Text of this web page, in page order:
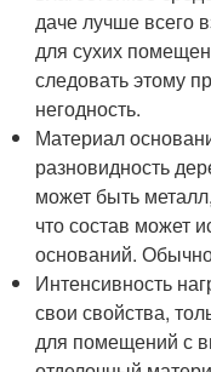
даче лучше всего
для сухих
следовать этому
негодность.
Материал
разновидность
может быть
что состав может
оснований.
Интенсивность
свои свойства,
для помещений с